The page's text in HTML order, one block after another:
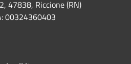
47838, Riccione (RN)
00324360403